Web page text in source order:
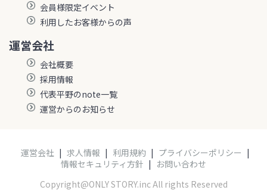
会員様限定イベント
利用したお客様からの声
運営会社
会社概要
採用情報
代表平野のnote一覧
運営からのお知らせ
運営会社 | 求人情報 | 利用規約 | プライバシーポリシー |
情報セキュリティ方針 | お問い合わせ
Copyright@ONLY STORY.inc All rights Reserved